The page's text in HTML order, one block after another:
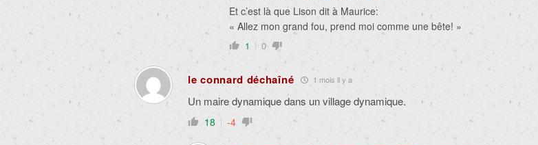
Et c’est là que Lison dit à Maurice:
« Allez mon grand fou, prend moi comme une bête! »
1 0
le connard déchaîné 1 mois il y a
Un maire dynamique dans un village dynamique.
18 -4